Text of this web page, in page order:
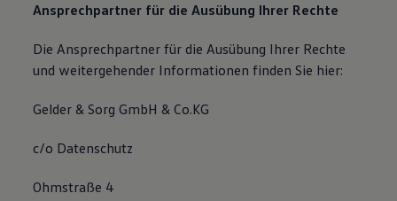
Ansprechpartner für die Ausübung Ihrer Rechte
Die Ansprechpartner für die Ausübung Ihrer Rechte
und weitergehender Informationen finden Sie hier:
Gelder & Sorg GmbH & Co.KG
c/o Datenschutz
Ohmstraße 4